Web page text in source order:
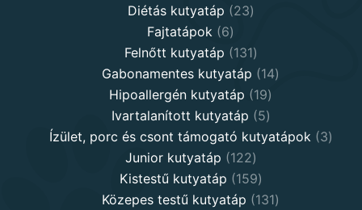
products
Diétás kutyatáp 2323
Fajtatápok 66
products
Felnőtt kutyatáp 131131
products
Gabonamentes kutyatáp 1414
Hipoallergén kutyatáp 1919
products
Ivartalanított kutyatáp 55
products
Ízület, porc és csont támogató kutyatápok 33
Junior kutyatáp 122122
products
Kistestű kutyatáp 159159
products
Közepes testű kutyatáp 131131